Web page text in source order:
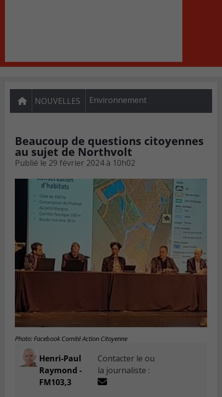
NOUVELLES Environnement
Beaucoup de questions citoyennes
au sujet de Northvolt
Publié le 29 février 2024 à 10h02
Photo: Facebook Comité Action Citoyenne
Henri-Paul
Raymond -
FM103,3
Contacter le ou
la journaliste :